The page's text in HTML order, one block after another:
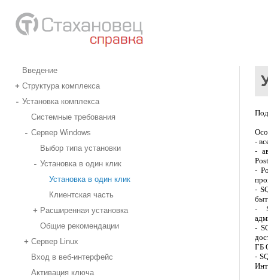
Введение
+ Структура комплекса
- Установка комплекса
Системные требования
- Сервер Windows
Выбор типа установки
- Установка в один клик
Установка в один клик
Клиентская часть
+ Расширенная установка
Общие рекомендации
+ Сервер Linux
Вход в веб-интерфейс
Активация ключа
-
-
-
-
-
-
ГБ
-